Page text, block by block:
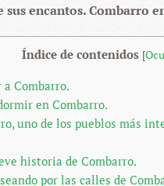
sus encantos. Combarro
Índice de contenidos [
a Combarro.
en Combarro.
uno de los pueblos más
historia de Combarro.
por las calles de